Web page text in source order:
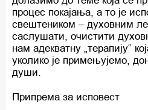
процес покајања, а то је
свештеником – духовним
саслушати, очистити
нам адекватну „терапију“
уколико је примењујемо,
души.
Припрема за исповест